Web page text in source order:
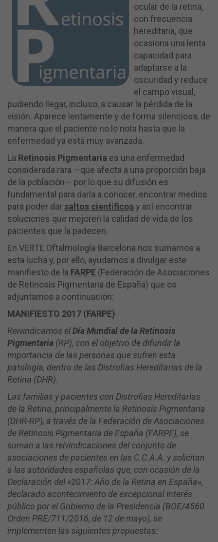
ocular de la retina,
con frecuencia
hereditaria, que
ocasiona una lenta
capacidad para
adaptarse a la
oscuridad y reduce
el campo visual,
pudiendo llegar, incluso, a causar la pérdida de la
visión. Aparece lentamente y de forma silenciosa, de
manera que el paciente no lo nota hasta que la
enfermedad ya está muy avanzada.
La Retinosis Pigmentaria es una enfermedad
considerada rara —que afecta a una proporción baja
de la población— por lo que su difusión es
fundamental para darla a conocer, encontrar medios
para poder dar saltos científicosy así encontrar
soluciones que mejoren la calidad de vida de los
pacientes que la padecen.
En VERTE Oftalmología Barcelona nos sumamos a
esta lucha y, por ello, ayudamos a divulgar este
manifiesto de la FARPE (Federación de Asociaciones
de Retinosis Pigmentaria de España) que os
adjuntamos a continuación:
MANIFIESTO 2017 (FARPE)
Reivindicamos elDía Mundial de la Retinosis
Pigmentaria (RP), con el objetivo de difundir la
importancia de las personas que sufren esta
patología, dentro de las Distrofias Hereditarias de la
Retina (DHR).
Las familias y pacientes con Distrofias Hereditarias
de la Retina, principalmente la Retinosis Pigmentaria
(DHR-RP), a través de la Federación de Asociaciones
de Retinosis Pigmentaria de España (FARPE), se
suman a las reivindicaciones del conjunto de
asociaciones de pacientes en las C.C.A.A. y solicitan
a las autoridades españolas que, con ocasión de la
Declaración del «2017: Año de la Retina en España»,
declarado acontecimiento de excepcional interés
público por el Gobierno de la Presidencia (BOE/4560
Orden PRE/711/2016, de 12 de mayo), se
implementen las siguientes propuestas: